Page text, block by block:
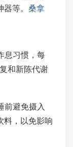
等。 桑拿
息习惯，每
和新陈代谢
前避免摄入
料，以免影响